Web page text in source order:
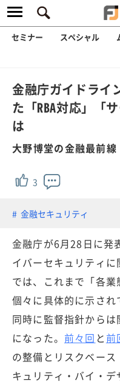
セミナー スペシャル
金融庁ガイドライ
た「RBA対応」「
は
大野博堂の金融最前線
3
金融セキュリティ
金融庁が6月28日に発
イバーセキュリティに
では、これまで「各
個々に具体的に示され
同時に監督指針から
になった。 前々回 と 前
の整備とリスクベー
キュリティ・バイ・